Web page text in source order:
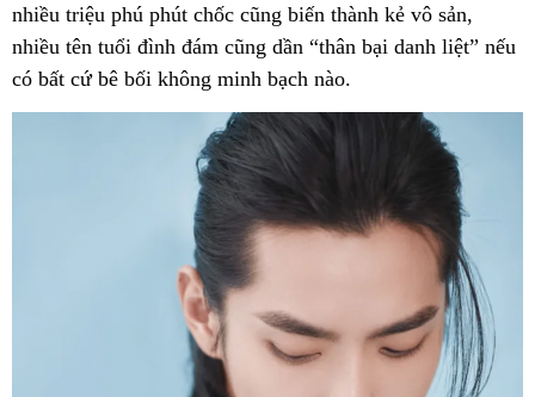
nhiều triệu phú phút chốc cũng biến thành kẻ vô sản,
nhiều tên tuổi đình đám cũng dần “thân bại danh liệt” nếu
có bất cứ bê bối không minh bạch nào.